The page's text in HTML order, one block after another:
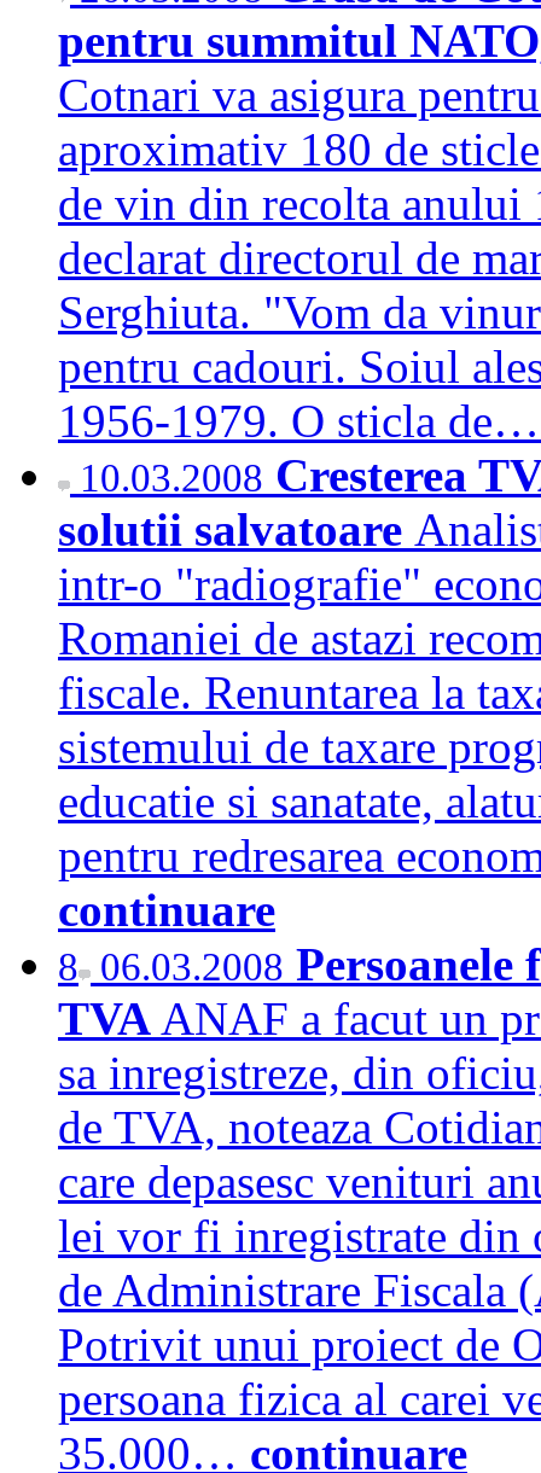
pentru summitul
Cotnari va asigura
aproximativ 180 de
de vin din recolta anului
declarat directorul de
Serghiuta. "Vom da
pentru cadouri. Soiul
1956-1979. O sticla
10.03.2008 Cresterea
solutii salvatoare
intr-o "radiografie"
Romaniei de astazi
fiscale. Renuntarea la
sistemului de taxare
educatie si sanatate,
pentru redresarea
continuare
8 06.03.2008 Persoanele
TVA ANAF a facut un
sa inregistreze, din
de TVA, noteaza
care depasesc venituri
lei vor fi inregistrate din
de Administrare Fiscala
Potrivit unui proiect de
persoana fizica al carei
35.000… continuare